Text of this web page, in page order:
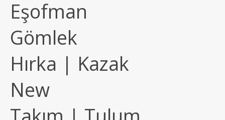
Eşofman
Gömlek
Hırka | Kazak
New